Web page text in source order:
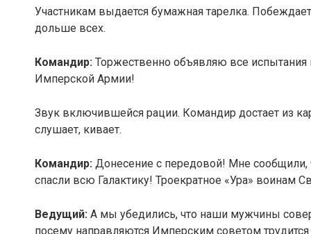
Участникам выдается бумажная тарелка.
дольше всех.
Командир: Торжественно объявляю все
Имперской Армии!
Звук включившейся рации. Командир достает из
слушает, кивает.
Командир: Донесение с передовой! Мне
спасли всю Галактику! Троекратное «Ура» воинам
Ведущий: А мы убедились, что наши мужчины
посему направляются Имперским советом